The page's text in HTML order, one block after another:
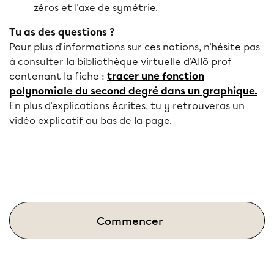
zéros et l'axe de symétrie.
Tu as des questions ?
Pour plus d'informations sur ces notions, n'hésite pas
à consulter la bibliothèque virtuelle d'Allô prof
contenant la fiche : tracer une fonction
polynomiale du second degré dans un graphique.
En plus d'explications écrites, tu y retrouveras un
vidéo explicatif au bas de la page.
Commencer